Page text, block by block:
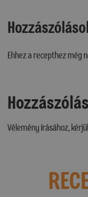
Ehhez a recepthez még
Vélemény írásához,